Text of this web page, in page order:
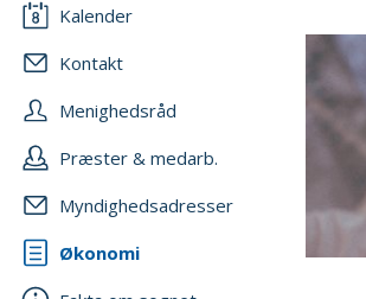
Kalender
Kontakt
Menighedsråd
Præster & medarb.
Myndighedsadresser
Økonomi